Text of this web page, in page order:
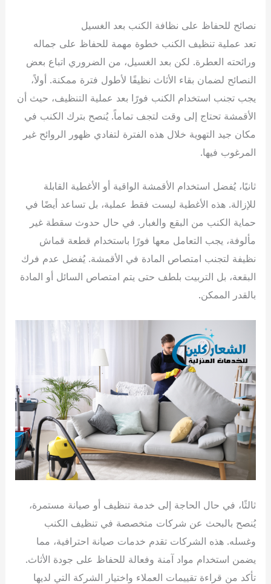
نصائح للحفاظ على نظافة الكنب بعد الغسيل
تعد عملية تنظيف الكنب خطوة مهمة للحفاظ على جماله
ورائحته العطرة. لكن بعد الغسيل، من الضروري اتباع بعض
النصائح لضمان بقاء الأثاث نظيفًا لأطول فترة ممكنة. أولاً،
يجب تجنب استخدام الكنب فورًا بعد عملية التنظيف، حيث أن
الأقمشة تحتاج إلى وقت لتجف تماماً. يُنصح بترك الكنب في
مكان جيد التهوية خلال هذه الفترة لتفادي ظهور الروائح غير
المرغوب فيها.
ثانيًا، يُفضل استخدام الأقمشة الواقية أو الأغطية القابلة
للإزالة. هذه الأغطية ليست فقط عملية، بل تساعد أيضًا في
حماية الكنب من البقع والغبار. في حال حدوث سقطة غير
مألوفة، يجب التعامل معها فورًا باستخدام قطعة قماش
نظيفة لتجنب امتصاص المادة في الأقمشة. يُفضل عدم فرك
البقعة، بل التربيت بلطف حتى يتم امتصاص السائل أو المادة
بالقدر الممكن.
ثالثًا، في حال الحاجة إلى خدمة تنظيف أو صيانة مستمرة،
يُنصح بالبحث عن شركات متخصصة في تنظيف الكنب
وغسله. هذه الشركات تقدم خدمات صيانة احترافية، مما
يضمن استخدام مواد آمنة وفعالة للحفاظ على جودة الأثاث.
تأكد من قراءة تقييمات العملاء واختيار الشركة التي لديها